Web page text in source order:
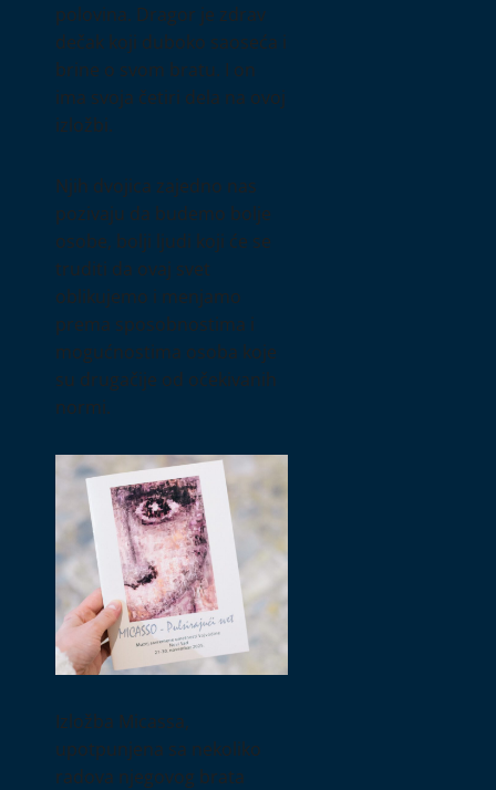
polovina. Dragor je zdrav
dečak koji duboko saoseća i
brine o svom bratu. I on
ima svoja četiri dela na ovoj
izložbi.
Njih dvojica zajedno nas
pozivaju da budemo bolje
osobe, bolji ljudi koji će se
truditi da ovaj svet
oblikujemo i menjamo
prema sposobnostima i
mogućnostima osoba koje
su drugačije od očekivanih
normi.
Izložba Micassa,
upotpunjena sa nekoliko
radova njegovog brata